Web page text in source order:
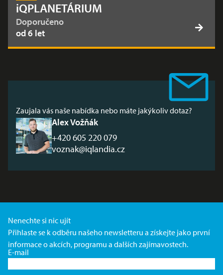
iQPLANETÁRIUM
Doporučeno
od 6 let
Zaujala vás naše nabídka nebo máte jakýkoliv dotaz?
Alex Vožňák
+420 605 220 079
voznak@iqlandia.cz
Nenechte si nic ujít
Přihlaste se k odběru našeho newsletteru a získejte jako první
informace o akcích, programu a dalších zajímavostech.
E-mail